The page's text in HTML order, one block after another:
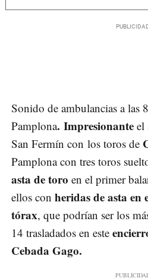
Sonido de ambulancias a las
Pamplona. Impresionante el
San Fermín con los toros de
Pamplona con tres toros
asta de toro en el primer
ellos con heridas de asta en
tórax, que podrían ser los
14 trasladados en este
Cebada Gago.